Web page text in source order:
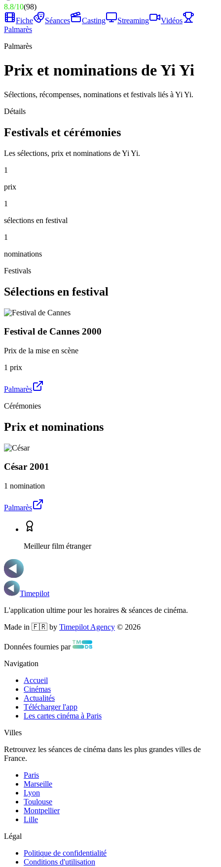
8.8/10(98)
Fiche
Séances Casting Streaming
Vidéos
Palmarès
Palmarès
Prix et nominations de Yi Yi
Sélections, récompenses, nominations et festivals liés à Yi Yi.
Détails
Festivals et cérémonies
Les sélections, prix et nominations de Yi Yi.
1
prix
1
sélections en festival
1
nominations
Festivals
Sélections en festival
Festival de Cannes 2000
Prix de la mise en scène
1 prix
Palmarès
Cérémonies
Prix et nominations
César 2001
1 nomination
Palmarès
Meilleur film étranger
Timepilot
L'application ultime pour les horaires & séances de cinéma.
Made in 🇫🇷 by Timepilot Agency © 2026
Données fournies par
Navigation
Accueil
Cinémas
Actualités
Télécharger l'app
Les cartes cinéma à Paris
Villes
Retrouvez les séances de cinéma dans les plus grandes villes de
France.
Paris
Marseille
Lyon
Toulouse
Montpellier
Lille
Légal
Politique de confidentialité
Conditions d'utilisation